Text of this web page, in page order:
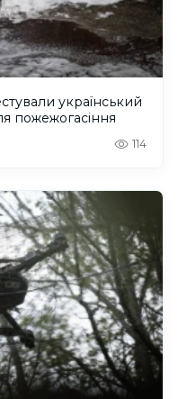
український
пожежогасіння
114